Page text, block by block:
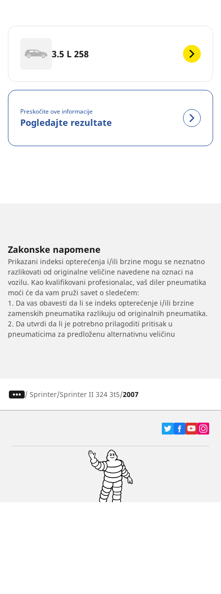
3.5 L 258
Preskočite ove informacije
Pogledajte rezultate
Zakonske napomene
Prikazani indeksi opterećenja i/ili brzine mogu se neznatno
razlikovati od originalne veličine navedene na oznaci na
vozilu. Kao kvalifikovani profesionalac, vaš diler pneumatika
moći će da vam pruži savet o sledećem:
1. Da vas obavesti da li se indeks opterećenje i/ili brzine
zamenskih pneumatika razlikuju od originalnih pneumatika.
2. Da utvrdi da li je potrebno prilagoditi pritisak u
pneumaticima za predloženu alternativnu veličinu
/ Sprinter Sprinter II 324 3t5 2007